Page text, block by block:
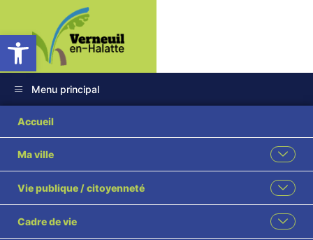
Ouvrir la barre d’outils
Menu principal
Accueil
Ma ville
Vie publique / citoyenneté
Cadre de vie